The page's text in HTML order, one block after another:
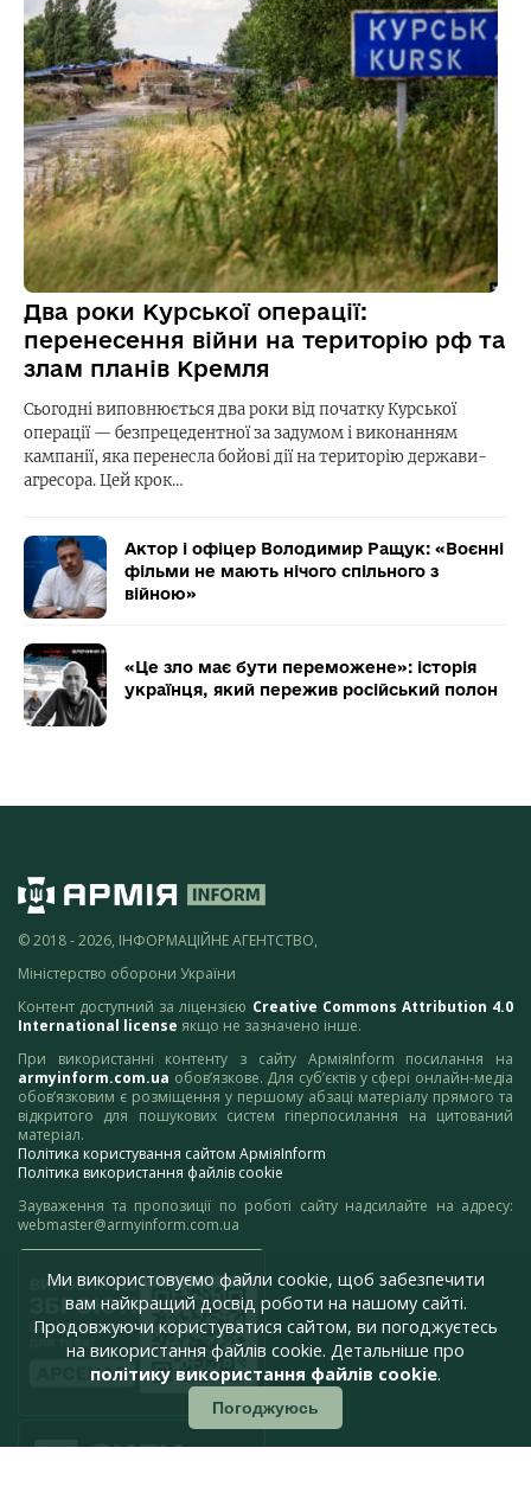
Два роки Курської операції:
перенесення війни на територію рф та
злам планів Кремля
Сьогодні виповнюється два роки від початку Курської
операції — безпрецедентної за задумом і виконанням
кампанії, яка перенесла бойові дії на територію держави-
агресора. Цей крок…
Актор і офіцер Володимир Ращук: «Воєнні
фільми не мають нічого спільного з
війною»
«Це зло має бути переможене»: історія
українця, який пережив російський полон
© 2018 - 2026, ІНФОРМАЦІЙНЕ АГЕНТСТВО,
Міністерство оборони України
Контент доступний за ліцензією Creative Commons Attribution 4.0
International license якщо не зазначено інше.
При використанні контенту з сайту АрміяInform посилання на
armyinform.com.ua обов’язкове. Для суб’єктів у сфері онлайн-медіа
обов’язковим є розміщення у першому абзаці матеріалу прямого та
відкритого для пошукових систем гіперпосилання на цитований
матеріал.
Політика користування сайтом АрміяInform
Політика використання файлів cookie
Зауваження та пропозиції по роботі сайту надсилайте на адресу:
webmaster@armyinform.com.ua
Ми використовуємо файли cookie, щоб забезпечити
вам найкращий досвід роботи на нашому сайті.
Продовжуючи користуватися сайтом, ви погоджуєтесь
на використання файлів cookie. Детальніше про
політику використання файлів cookie.
Погоджуюсь